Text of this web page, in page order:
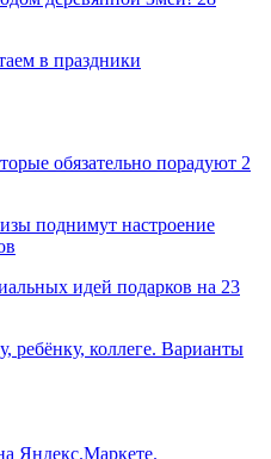
солнцезащитные для окон
«Хозтовары»
в праздники
обязательно порадуют 2
поднимут настроение
идей подарков на 23
ребёнку, коллеге. Варианты